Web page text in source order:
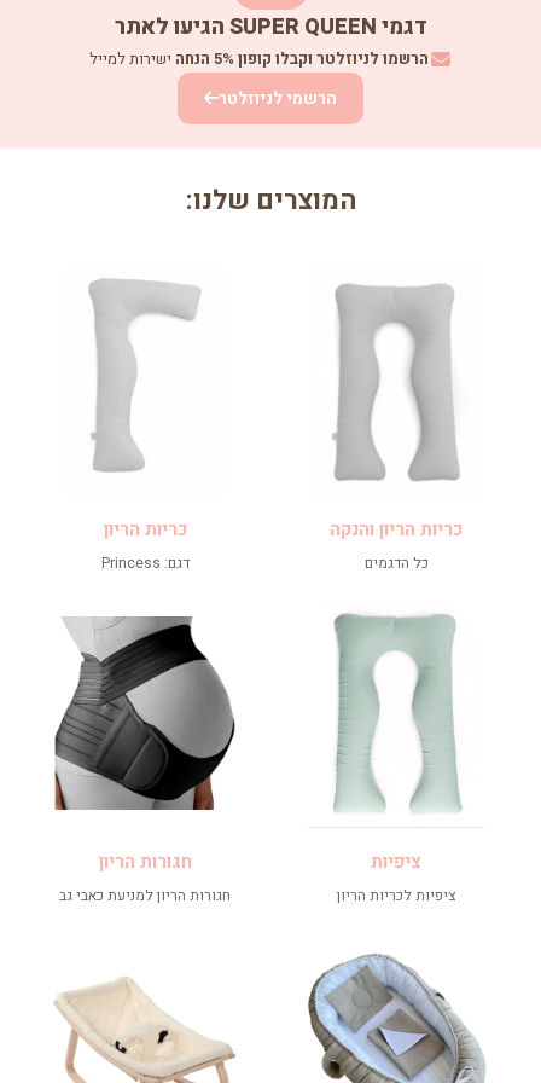
דגמי SUPER QUEEN הגיעו לאתר
הרשמו לניוזלטר וקבלו קופון 5% הנחה ישירות למייל
הרשמי לניוזלטר
המוצרים שלנו:
כריות הריון והנקה
כל הדגמים
כריות הריון
דגם: Princess
ציפיות
ציפיות לכריות הריון
חגורות הריון
חגורות הריון למניעת כאבי גב